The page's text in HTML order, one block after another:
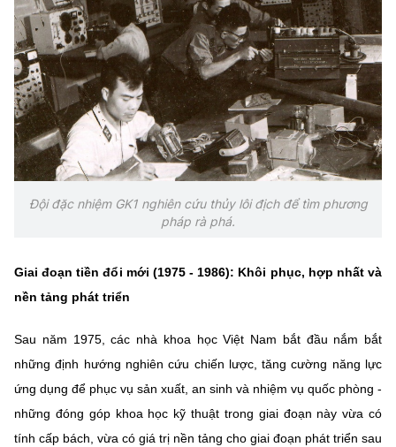
Đội đặc nhiệm GK1 nghiên cứu thủy lôi địch để tìm phương
pháp rà phá.
Giai đoạn tiền đổi mới (1975 - 1986): Khôi phục, hợp nhất và
nền tảng phát triển
Sau năm 1975, các nhà khoa học Việt Nam bắt đầu nắm bắt
những định hướng nghiên cứu chiến lược, tăng cường năng lực
ứng dụng để phục vụ sản xuất, an sinh và nhiệm vụ quốc phòng -
những đóng góp khoa học kỹ thuật trong giai đoạn này vừa có
tính cấp bách, vừa có giá trị nền tảng cho giai đoạn phát triển sau